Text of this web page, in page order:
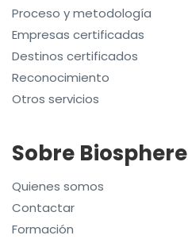
Proceso y metodología
Empresas certificadas
Destinos certificados
Reconocimiento
Otros servicios
Sobre Biosphere
Quienes somos
Contactar
Formación